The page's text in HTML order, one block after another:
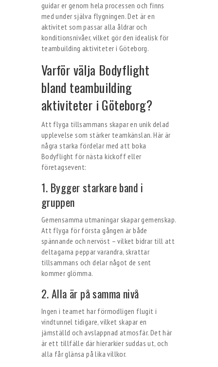
guidar er genom hela processen och finns
med under själva flygningen. Det är en
aktivitet som passar alla åldrar och
konditionsnivåer, vilket gör den idealisk för
teambuilding aktiviteter i Göteborg.
Varför välja Bodyflight
bland teambuilding
aktiviteter i Göteborg?
Att flyga tillsammans skapar en unik delad
upplevelse som stärker teamkänslan. Här är
några starka fördelar med att boka
Bodyflight för nästa kickoff eller
företagsevent:
1. Bygger starkare band i
gruppen
Gemensamma utmaningar skapar gemenskap.
Att flyga för första gången är både
spännande och nervöst – vilket bidrar till att
deltagarna peppar varandra, skrattar
tillsammans och delar något de sent
kommer glömma.
2. Alla är på samma nivå
Ingen i teamet har förmodligen flugit i
vindtunnel tidigare, vilket skapar en
jämställd och avslappnad atmosfär. Det här
är ett tillfälle där hierarkier suddas ut, och
alla får glänsa på lika villkor.